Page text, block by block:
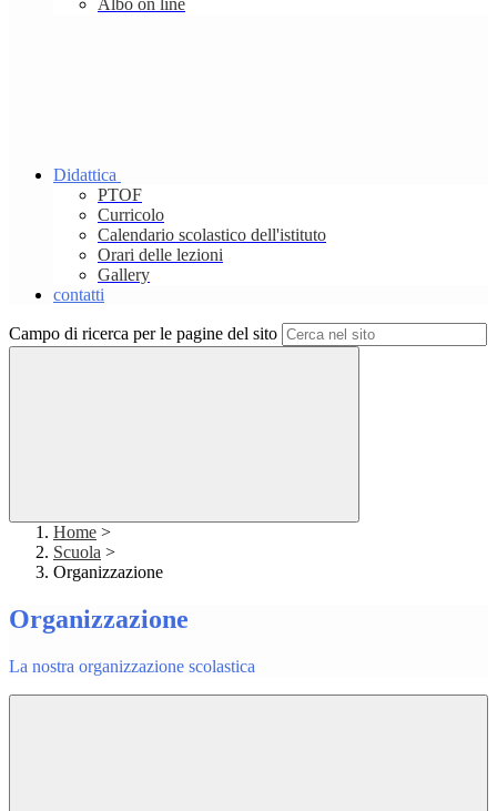
Albo on line
Didattica
PTOF
Curricolo
Calendario scolastico dell'istituto
Orari delle lezioni
Gallery
contatti
Campo di ricerca per le pagine del sito
Home >
Scuola >
Organizzazione
Organizzazione
La nostra organizzazione scolastica